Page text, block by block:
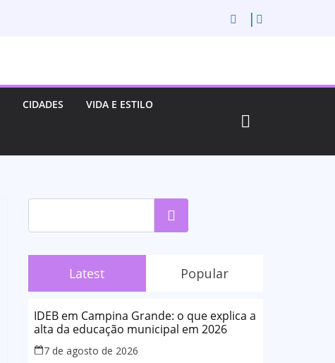
CIDADES VIDA E ESTILO
Pesquisar
Latest Popular
IDEB em Campina Grande: o que explica a
alta da educação municipal em 2026
7 de agosto de 2026